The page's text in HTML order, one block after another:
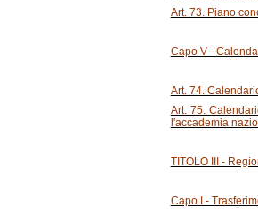
Art. 73. Piano
Capo V -
Art. 74.
Art. 75.
l'accademia
TITOLO III -
Capo I -